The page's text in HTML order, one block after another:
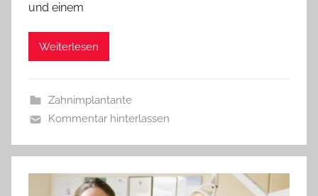
und einem
Weiterlesen
Zahnimplantante
Kommentar hinterlassen